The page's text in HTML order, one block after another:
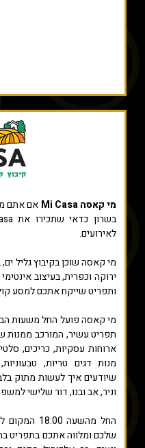
מי קאסה Mi Casa
אם אתם
לאירועים.
מי קאסה שוכן בקיבוץ גליל
ירוקה וכפרית, בעיצוב
ותפריט שייקח אתכם למסע
מי קאסה פועל החל משעות
תפריט עשיר, המורכב
ארוחות עסקיות, כריכים,
מנות דגים טריות,
שיודעים איך לעשות מתוק
וניר, אב ובנו, דור שלישי
החל מהשעה
שלכם ומלווה אתכם בתפריט